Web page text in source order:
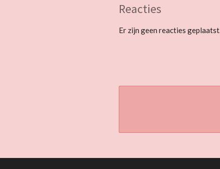
Reacties
Er zijn geen reacties geplaatst.